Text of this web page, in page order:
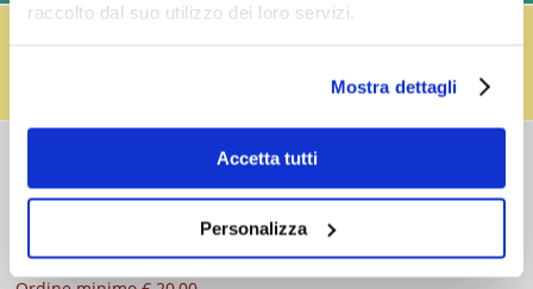
raccolto dal suo utilizzo dei loro servizi.
Mostra dettagli
Accetta tutti
Personalizza
IL RESO FUSTI TI PREMIA!
(almeno 3 fusti) e ricevi un buono da € 5,00 per ogni
SPEDIZIONE
Consegna standard > € 6,90
GRATISsopra € 59,00